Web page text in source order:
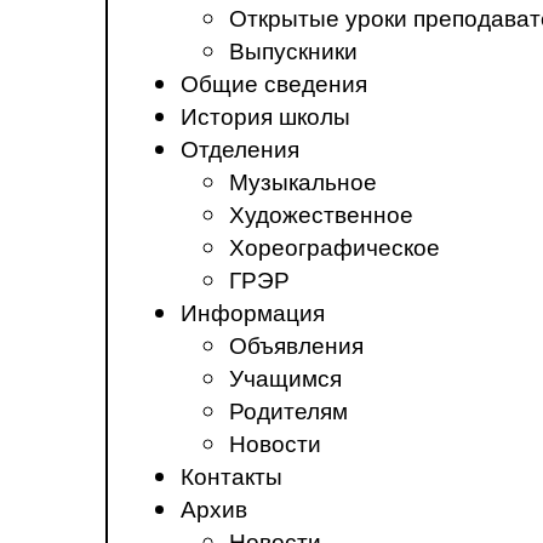
Открытые уроки
Выпускники
Общие сведения
История школы
Отделения
Музыкальное
Художественное
Хореографическое
ГРЭР
Информация
Объявления
Учащимся
Родителям
Новости
Контакты
Архив